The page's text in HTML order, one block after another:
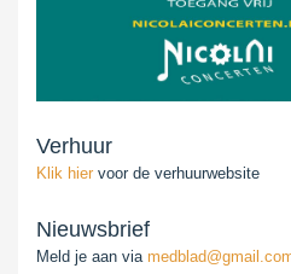
Verhuur
Klik hier voor de verhuurwebsite
Nieuwsbrief
Meld je aan via